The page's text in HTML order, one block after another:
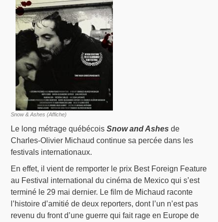
Snow & Ashes (Affiche)
Le long métrage québécoisSnow and Ashes de
Charles-Olivier Michaud continue sa percée dans les
festivals internationaux.
En effet, il vient de remporter le prix Best Foreign Feature
au Festival international du cinéma de Mexico qui s’est
terminé le 29 mai dernier. Le film de Michaud raconte
l’histoire d’amitié de deux reporters, dont l’un n’est pas
revenu du front d’une guerre qui fait rage en Europe de